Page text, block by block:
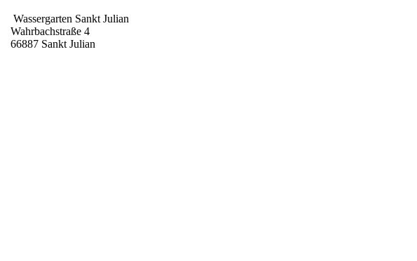
Wassergarten Sankt Julian
Wahrbachstraße 4
66887 Sankt Julian